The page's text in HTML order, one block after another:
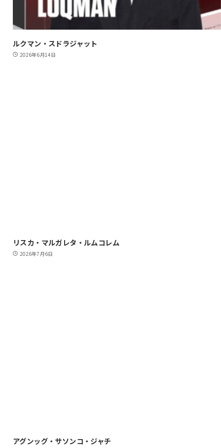
ルクマン・スドラジャット
2026年6月14日
リスカ・マルガレタ・ルムコレム
2026年7月6日
アグンッグ・サソンコ・ジャチ